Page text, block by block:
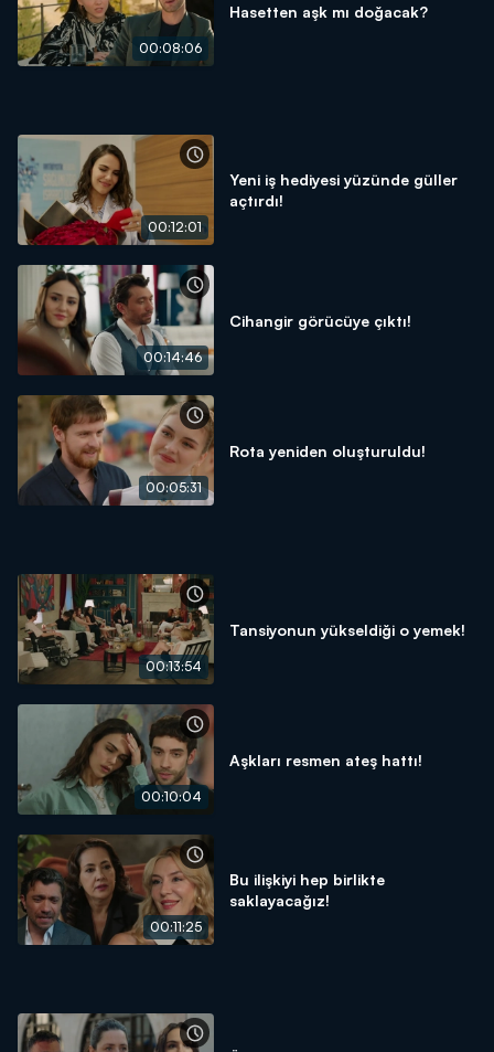
00:08:06
Hasetten aşk mı doğacak?
00:12:01
Yeni iş hediyesi yüzünde güller
açtırdı!
00:14:46
Cihangir görücüye çıktı!
00:05:31
Rota yeniden oluşturuldu!
00:13:54
Tansiyonun yükseldiği o yemek!
00:10:04
Aşkları resmen ateş hattı!
00:11:25
Bu ilişkiyi hep birlikte
saklayacağız!